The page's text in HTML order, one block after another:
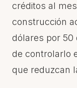
créditos al
construcción
dólares por 50
de controlarlo
que reduzcan